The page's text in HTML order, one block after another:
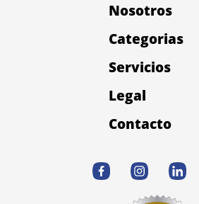
Nosotros
Categorias
Servicios
Legal
Contacto